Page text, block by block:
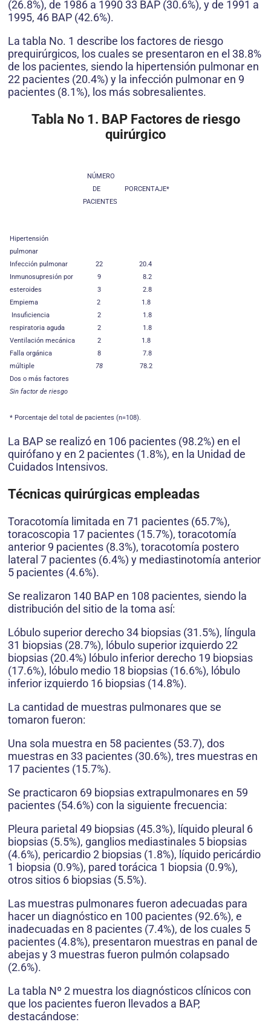
(26.8%), de 1986 a 1990 33 BAP (30.6%), y de 1991 a
1995, 46 BAP (42.6%).
La tabla No. 1 describe los factores de riesgo
prequirúrgicos, los cuales se presentaron en el 38.8%
de los pacientes, siendo la hipertensión pulmonar en
22 pacientes (20.4%) y la infección pulmonar en 9
pacientes (8.1%), los más sobresalientes.
Tabla No 1. BAP Factores de riesgo
quirúrgico
NÚMERO
DE
PACIENTES
PORCENTAJE*
Hipertensión
pulmonar
Infección pulmonar
Inmunosupresión por
esteroides
Empiema
Insuficiencia
respiratoria aguda
Ventilación mecánica
Falla orgánica
múltiple
Dos o más factores
Sin factor de riesgo
22
9
3
2
2
2
2
8
78
20.4
8.2
2.8
1.8
1.8
1.8
1.8
7.8
78.2
* Porcentaje del total de pacientes (n=108).
La BAP se realizó en 106 pacientes (98.2%) en el
quirófano y en 2 pacientes (1.8%), en la Unidad de
Cuidados Intensivos.
Técnicas quirúrgicas empleadas
Toracotomía limitada en 71 pacientes (65.7%),
toracoscopia 17 pacientes (15.7%), toracotomía
anterior 9 pacientes (8.3%), toracotomía postero
lateral 7 pacientes (6.4%) y mediastinotomía anterior
5 pacientes (4.6%).
Se realizaron 140 BAP en 108 pacientes, siendo la
distribución del sitio de la toma así:
Lóbulo superior derecho 34 biopsias (31.5%), língula
31 biopsias (28.7%), lóbulo superior izquierdo 22
biopsias (20.4%) lóbulo inferior derecho 19 biopsias
(17.6%), lóbulo medio 18 biopsias (16.6%), lóbulo
inferior izquierdo 16 biopsias (14.8%).
La cantidad de muestras pulmonares que se
tomaron fueron:
Una sola muestra en 58 pacientes (53.7), dos
muestras en 33 pacientes (30.6%), tres muestras en
17 pacientes (15.7%).
Se practicaron 69 biopsias extrapulmonares en 59
pacientes (54.6%) con la siguiente frecuencia:
Pleura parietal 49 biopsias (45.3%), líquido pleural 6
biopsias (5.5%), ganglios mediastinales 5 biopsias
(4.6%), pericardio 2 biopsias (1.8%), líquido pericárdio
1 biopsia (0.9%), pared torácica 1 biopsia (0.9%),
otros sitios 6 biopsias (5.5%).
Las muestras pulmonares fueron adecuadas para
hacer un diagnóstico en 100 pacientes (92.6%), e
inadecuadas en 8 pacientes (7.4%), de los cuales 5
pacientes (4.8%), presentaron muestras en panal de
abejas y 3 muestras fueron pulmón colapsado
(2.6%).
La tabla Nº 2 muestra los diagnósticos clínicos con
que los pacientes fueron llevados a BAP,
destacándose: